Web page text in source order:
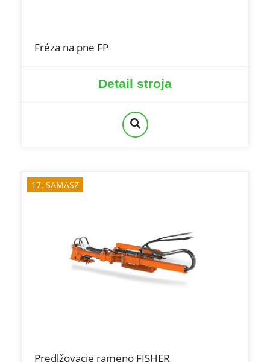
Fréza na pne FP
Detail stroja
17. SAMASZ
Predlžovacie rameno FISHER